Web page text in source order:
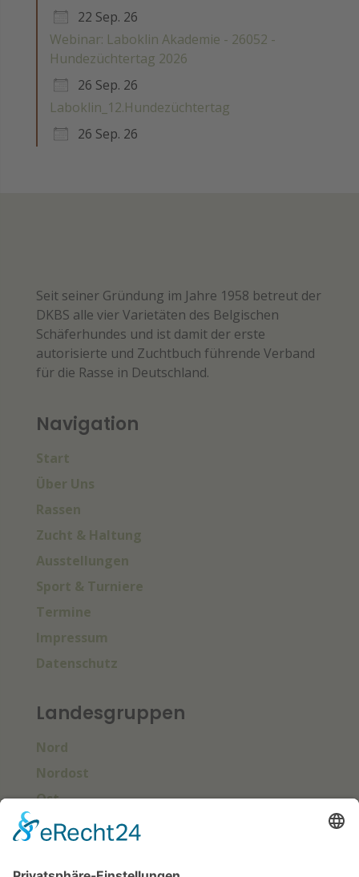
22 Sep. 26
Webinar: Laboklin Akademie - 26052 -
Hundezüchtertag 2026
26 Sep. 26
Laboklin_12.Hundezüchtertag
26 Sep. 26
Seit seiner Gründung im Jahre 1958 betreut der
DKBS alle vier Varietäten des Belgischen
Schäferhundes und ist damit der erste
autorisierte und Zuchtbuch führende Verband
für die Rasse in Deutschland.
Navigation
Start
Über Uns
Rassen
Zucht & Haltung
Ausstellungen
Sport & Turniere
Termine
Impressum
Datenschutz
Landesgruppen
Nord
Nordost
Ost
Süd